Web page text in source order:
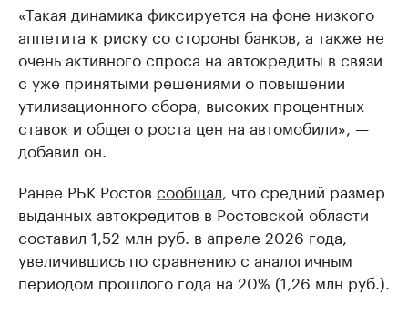
«Такая динамика фиксируется на фоне низкого
аппетита к риску со стороны банков, а также не
очень активного спроса на автокредиты в связи
с уже принятыми решениями о повышении
утилизационного сбора, высоких процентных
ставок и общего роста цен на автомобили», —
добавил он.
Ранее РБК Ростов сообщал , что средний размер
выданных автокредитов в Ростовской области
составил 1,52 млн руб. в апреле 2026 года,
увеличившись по сравнению с аналогичным
периодом прошлого года на 20% (1,26 млн руб.).